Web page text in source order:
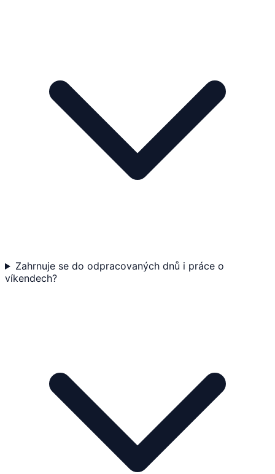
Zahrnuje se do odpracovaných dnů i práce o
víkendech?